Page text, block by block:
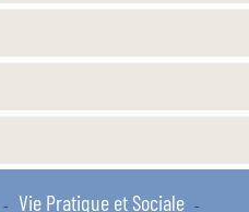
- Vie Pratique et Sociale -